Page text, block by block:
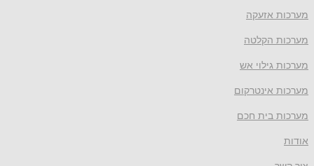
אזעקה
הקלטה
אש
אינטרקום
בית חכם